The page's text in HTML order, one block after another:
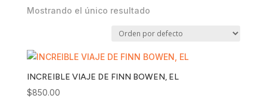
Mostrando el único resultado
INCREIBLE VIAJE DE FINN BOWEN, EL
$850.00